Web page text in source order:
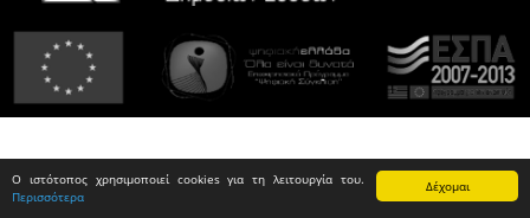
Δέχομαι
Ο ιστότοπος χρησιμοποιεί cookies για τη λειτουργία του.
Περισσότερα